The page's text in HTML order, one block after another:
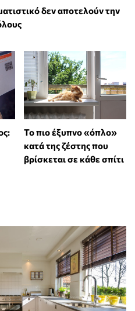
δεν αποτελούν την
To πιο έξυπνο «όπλο»
κατά της ζέστης που
βρίσκεται σε κάθε σπίτι